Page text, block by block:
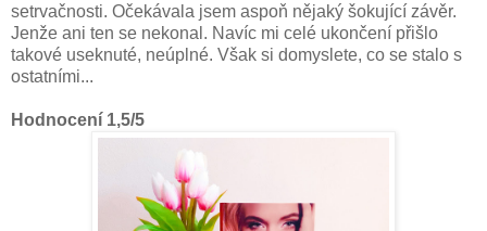
setrvačnosti. Očekávala jsem aspoň nějaký šokující závěr.
Jenže ani ten se nekonal. Navíc mi celé ukončení přišlo
takové useknuté, neúplné. Však si domyslete, co se stalo s
ostatními...
Hodnocení 1,5/5